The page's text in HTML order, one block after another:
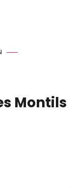
Montils